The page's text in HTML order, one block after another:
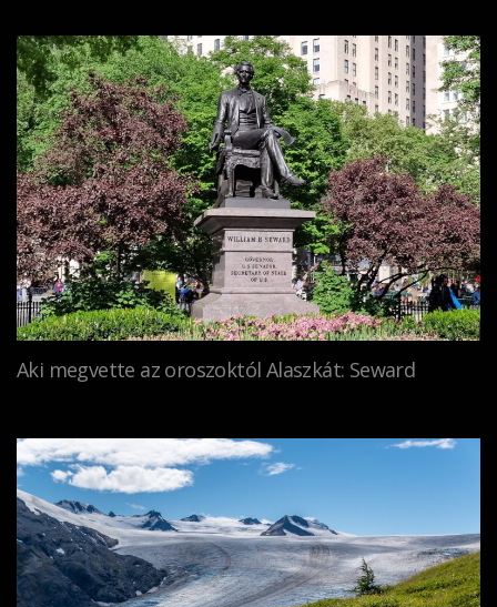
Aki megvette az oroszoktól Alaszkát: Seward